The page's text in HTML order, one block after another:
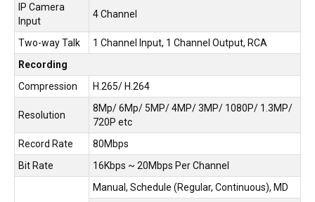
IP Camera
Input
4 Channel
Two-way Talk
1 Channel Input, 1 Channel Output, RCA
Recording
Compression
H.265/ H.264
Resolution
8Mp/ 6Mp/ 5MP/ 4MP/ 3MP/ 1080P/ 1.3MP/
720P etc
Record Rate
80Mbps
Bit Rate
16Kbps ~ 20Mbps Per Channel
Manual, Schedule (Regular, Continuous), MD